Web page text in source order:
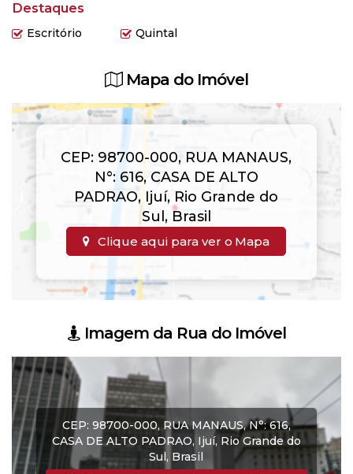
Destaques
Escritório Quintal
Mapa do Imóvel
CEP: 98700-000, RUA MANAUS,
N°:616, CASA DE ALTO
PADRAO, Ijuí, Rio Grande do
Sul, Brasil
Clique aqui para ver o Mapa
Imagem da Rua do Imóvel
CEP: 98700-000,RUA MANAUS,N°:616,
CASA DE ALTO PADRAO, Ijuí, Rio Grande do
Sul, Brasil